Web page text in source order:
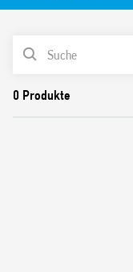
3 Sequenzen
Schraubklemmen
Paneel Halterung
Cadmiumfreie
PRODUKTLISTE
ZULASSUNGEN